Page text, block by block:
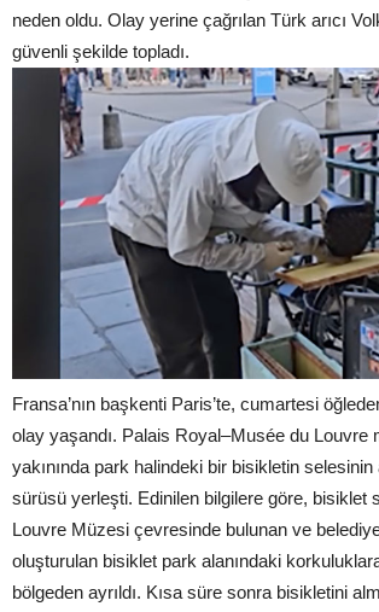
neden oldu. Olay yerine çağrılan Türk arıcı
güvenli şekilde topladı.
Fransa’nın başkenti Paris’te, cumartesi
olay yaşandı. Palais Royal–Musée du Louvre
yakınında park halindeki bir bisikletin selesinin
sürüsü yerleşti. Edinilen bilgilere göre, bisiklet
Louvre Müzesi çevresinde bulunan ve
oluşturulan bisiklet park alanındaki
bölgeden ayrıldı. Kısa süre sonra bisikletini